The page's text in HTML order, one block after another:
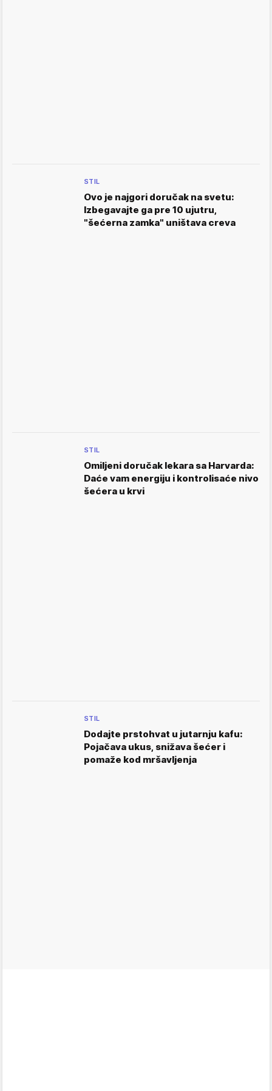
STIL
Ovo je najgori doručak na svetu:
Izbegavajte ga pre 10 ujutru,
"šećerna zamka" uništava creva
STIL
Omiljeni doručak lekara sa Harvarda:
Daće vam energiju i kontrolisaće nivo
šećera u krvi
STIL
Dodajte prstohvat u jutarnju kafu:
Pojačava ukus, snižava šećer i
pomaže kod mršavljenja